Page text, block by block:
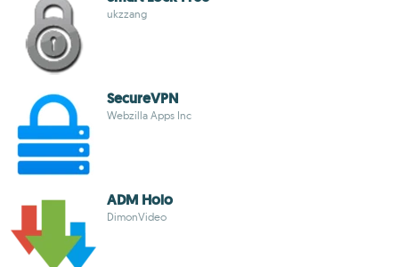
ukzzang
SecureVPN
Webzilla Apps Inc
ADM Holo
DimonVideo